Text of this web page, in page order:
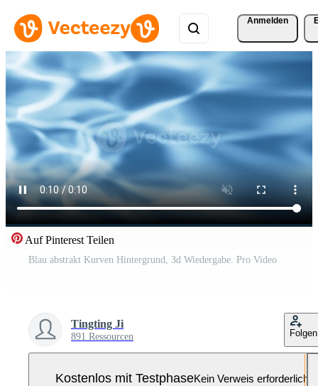
Anmelden
Auf Pinterest Teilen
Blau abstrakt Kurven Hintergrund, 3d Wiedergabe. Pro Video
Tingting Ji
891 Ressourcen Folgen
Kostenlos mit TestphaseKein Verweis erforderlich